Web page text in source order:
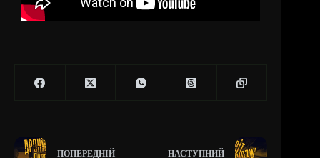
ПОПЕРЕДНІЙ НАСТУПНИЙ